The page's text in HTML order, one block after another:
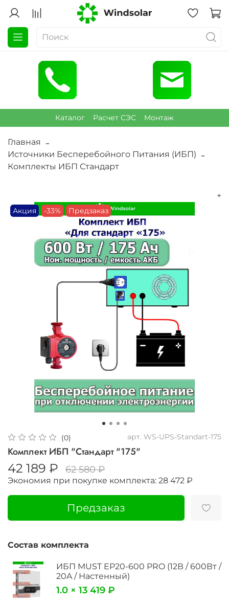
Каталог Расчет СЭС Монтаж
Главная
Источники Бесперебойного Питания (ИБП)
Комплекты ИБП Стандарт
+
Акция -33% Предзаказ
(0) арт. WS-UPS-Standart-175
Комплект ИБП "Стандарт "175"
42 189 ₽ 62 580 ₽
Экономия при покупке комплекта: 28 472 ₽
Предзаказ
Состав комплекта
ИБП MUST EP20-600 PRO (12В / 600Вт /
20A / Настенный)
1.0 × 13 419 ₽